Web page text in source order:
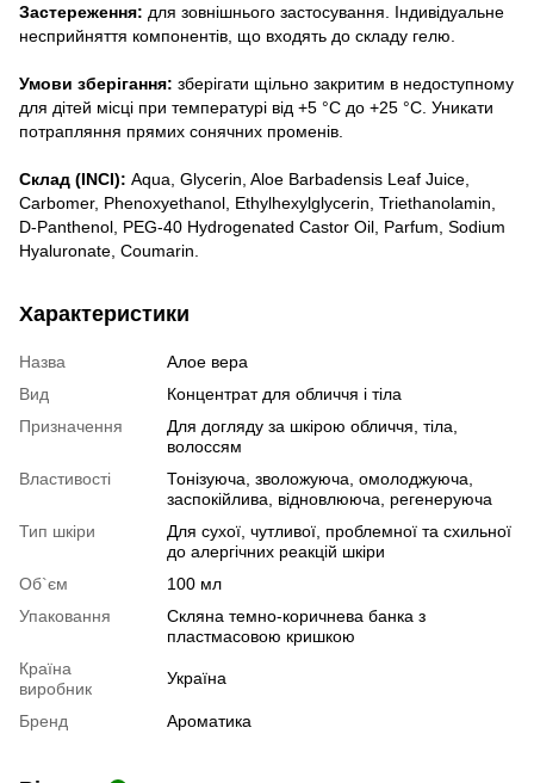
Застереження: для зовнішнього застосування. Індивідуальне
несприйняття компонентів, що входять до складу гелю.
Умови зберігання: зберігати щільно закритим в недоступному
для дітей місці при температурі від +5 °С до +25 °С. Уникати
потрапляння прямих сонячних променів.
Склад (INCI): Aqua, Glycerin, Aloe Barbadensis Leaf Juice,
Carbomer, Phenoxyethanol, Ethylhexylglycerin, Triethanolamin,
D-Panthenol, PEG-40 Hydrogenated Castor Oil, Parfum, Sodium
Hyaluronate, Coumarin.
Характеристики
Назва
Алое вера
Вид
Концентрат для обличчя і тіла
Призначення
Для догляду за шкірою обличчя, тіла,
волоссям
Властивості
Тонізуюча, зволожуюча, омолоджуюча,
заспокійлива, відновлююча, регенеруюча
Тип шкіри
Для сухої, чутливої, проблемної та схильної
до алергічних реакцій шкіри
Об`єм
100 мл
Упаковання
Скляна темно-коричнева банка з
пластмасовою кришкою
Країна
виробник
Україна
Бренд Ароматика